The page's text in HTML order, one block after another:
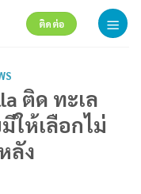
ติดต่อ
ติด ทะเล
ให้เลือกไม่
ลัง